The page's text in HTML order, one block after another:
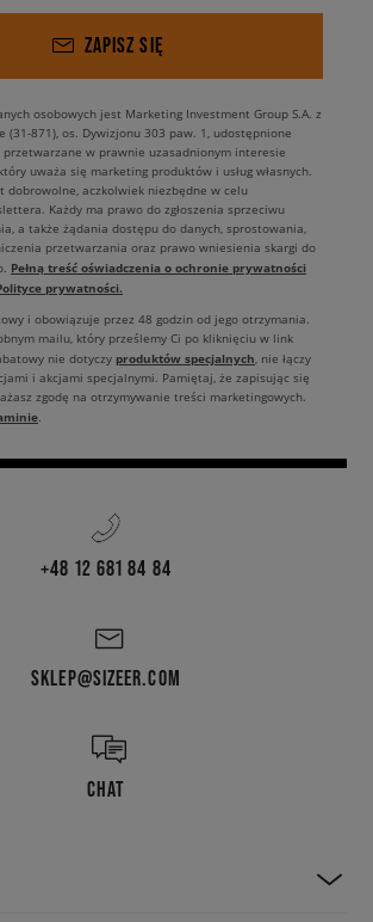
lub botki na obcasie „kitten heel”.
nowoczesnym stylem paryskiej
lub koszulą w tym samym
największymi fashion weeks i
trendu „boho-chic”, czyli
nogawkami zestaw z
kowbojkami. Kluczem do sukcesu jest
denim lubi towarzystwo
mocnej biżuterii. A po najlepsze
zajrzyj do Sizeer – mamy topowe
I can’t believe I’m saying it, but I’m
fashion/news/i-cant-believe-im-
Jorts outfits – how to style the
ZAPISZ SIĘ
osobowych jest Marketing Investment Group S.A. z
(31-871), os. Dywizjonu 303 paw. 1, udostępnione
przetwarzane w prawnie uzasadnionym interesie
uważa się marketing produktów i usług własnych.
dobrowolne, aczkolwiek niezbędne w celu
Każdy ma prawo do zgłoszenia sprzeciwu
a także żądania dostępu do danych, sprostowania,
przetwarzania oraz prawo wniesienia skargi do
Pełną treść oświadczenia o ochronie prywatności
prywatności.
i obowiązuje przez 48 godzin od jego otrzymania.
mailu, który prześlemy Ci po kliknięciu w link
nie dotyczy produktów specjalnych , nie łączy
i akcjami specjalnymi. Pamiętaj, że zapisując się
zgodę na otrzymywanie treści marketingowych.
+48 12 681 84 84
SKLEP@SIZEER.COM
CHAT